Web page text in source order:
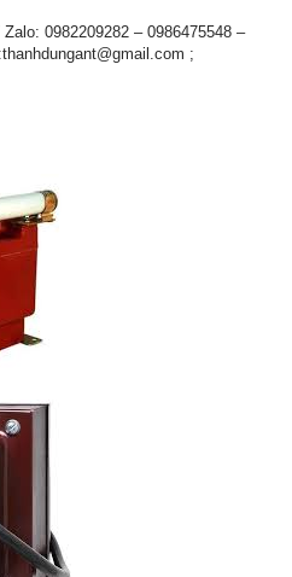
0982209282 – 0986475548 –
;